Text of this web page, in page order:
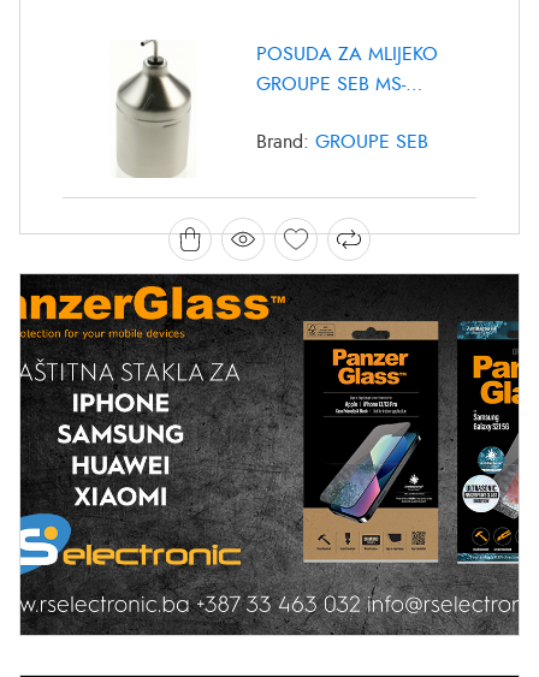
POSUDA ZA MLIJEKO
GROUPE SEB MS-
Brand:GROUPE SEB